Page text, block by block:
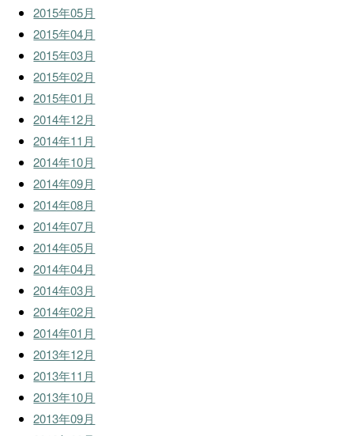
2015年05月
2015年04月
2015年03月
2015年02月
2015年01月
2014年12月
2014年11月
2014年10月
2014年09月
2014年08月
2014年07月
2014年05月
2014年04月
2014年03月
2014年02月
2014年01月
2013年12月
2013年11月
2013年10月
2013年09月